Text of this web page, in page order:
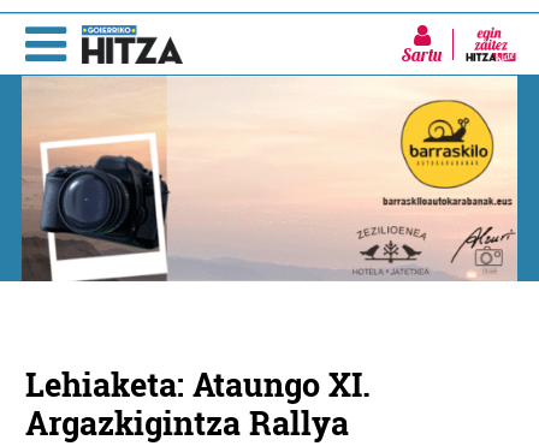
Sartu
Lehiaketa: Ataungo XI.
Argazkigintza Rallya